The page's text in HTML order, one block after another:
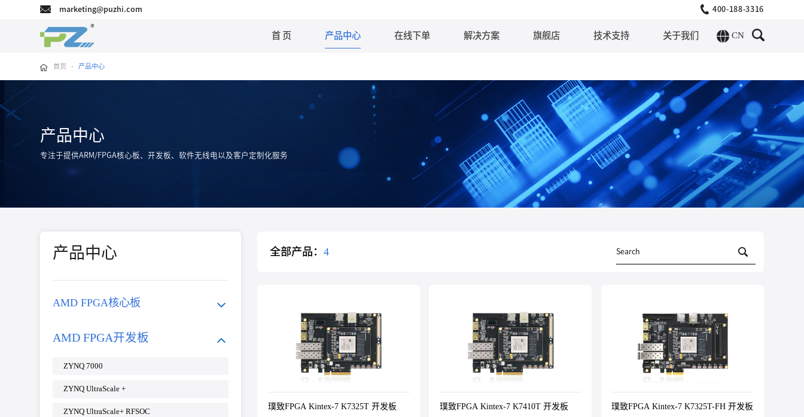
marketing@puzhi.com 400-188-3316
首 页 产品中心 在线下单 解决方案 旗舰店 技术支持 关于我们 CN
首页 - 产品中心
产品中心
专注于提供ARM/FPGA核心板、开发板、软件无线电以及客户定制化服务
产品中心
AMD FPGA核心板
AMD FPGA开发板
ZYNQ 7000
ZYNQ UltraScale +
ZYNQ UltraScale+ RFSOC
全部产品：4
璞致FPGA Kintex-7 K7325T 开发板 璞致FPGA Kintex-7 K7410T 开发板 璞致FPGA Kintex-7 K7325T-FH 开发板